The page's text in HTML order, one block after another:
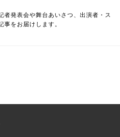
者発表会や舞台あいさつ、出演者・ス
事をお届けします。